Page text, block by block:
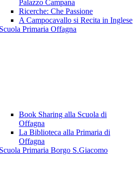
Palazzo Campana
Ricerche: Che Passione
A Campocavallo si Recita in Inglese
Scuola Primaria Offagna
Book Sharing alla Scuola di
Offagna
La Biblioteca alla Primaria di
Offagna
Scuola Primaria Borgo S.Giacomo